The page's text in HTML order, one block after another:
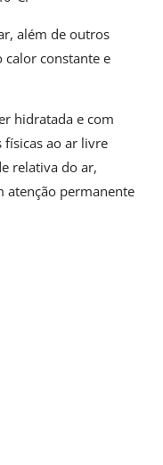
além de outros
calor constante e
hidratada e com
físicas ao ar livre
relativa do ar,
atenção permanente